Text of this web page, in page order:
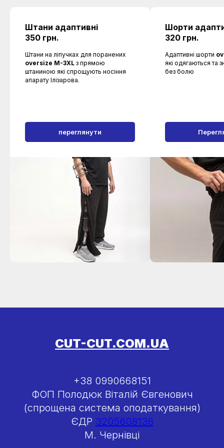
Штани адаптивні
350 грн.
Штани на ліпучках для поранених
oversize M-3XL з прямою
штаниною які спрощують носіння
апарату Ілізарова.
переглянути
Шорти
320 грн.
Адаптивні шорти
які одягаються та
без болю
CUT-CUT.COM.UA
+38 0990668151
ФОП Полодюк Віталій Євгенович
(спрощена система оподаткування)
ЄДР 3205608136
М. Чернівці